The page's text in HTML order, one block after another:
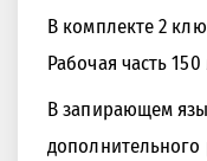
В комплекте 2
Рабочая часть
В запирающем
дополнительного